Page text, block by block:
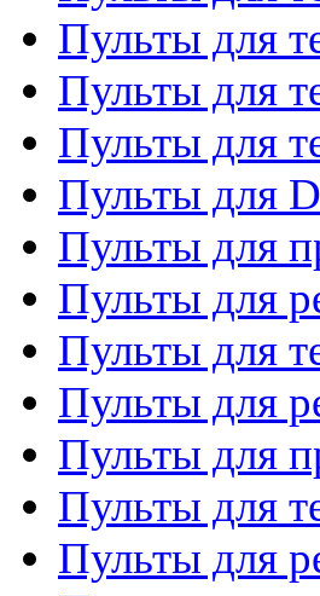
Пульты для
Пульты для
Пульты для
Пульты для
Пульты для
Пульты для
Пульты для
Пульты для
Пульты для
Пульты для
Пульты для